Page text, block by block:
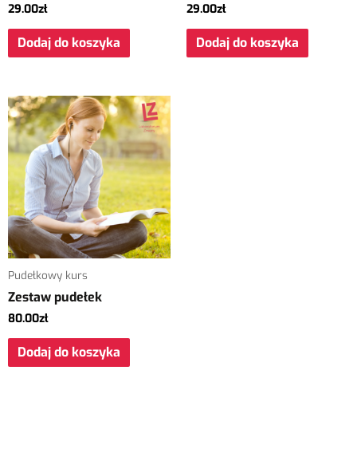
29.00zł
Dodaj do koszyka
29.00zł
Dodaj do koszyka
Pudełkowy kurs
Zestaw pudełek
80.00zł
Dodaj do koszyka